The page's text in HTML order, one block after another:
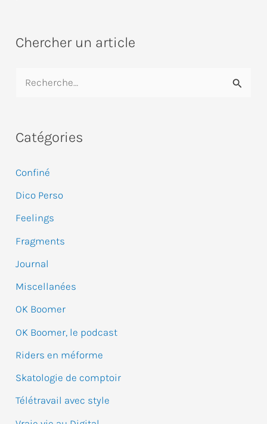
Chercher un article
h
r
c
h
e
r
Catégories
Confiné
Dico Perso
Feelings
Fragments
Journal
Miscellanées
OK Boomer
OK Boomer, le podcast
Riders en méforme
Skatologie de comptoir
Télétravail avec style